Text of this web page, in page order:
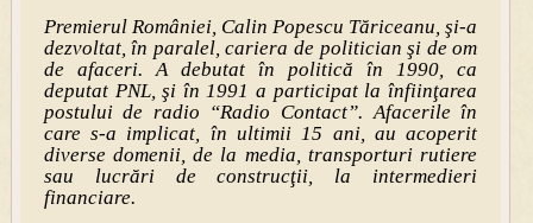
Premierul României, Calin Popescu Tăriceanu, şi-a
dezvoltat, în paralel, cariera de politician şi de om
de afaceri. A debutat în politică în 1990, ca
deputat PNL, şi în 1991 a participat la înfiinţarea
postului de radio “Radio Contact”. Afacerile în
care s-a implicat, în ultimii 15 ani, au acoperit
diverse domenii, de la media, transporturi rutiere
sau lucrări de construcţii, la intermedieri
financiare.